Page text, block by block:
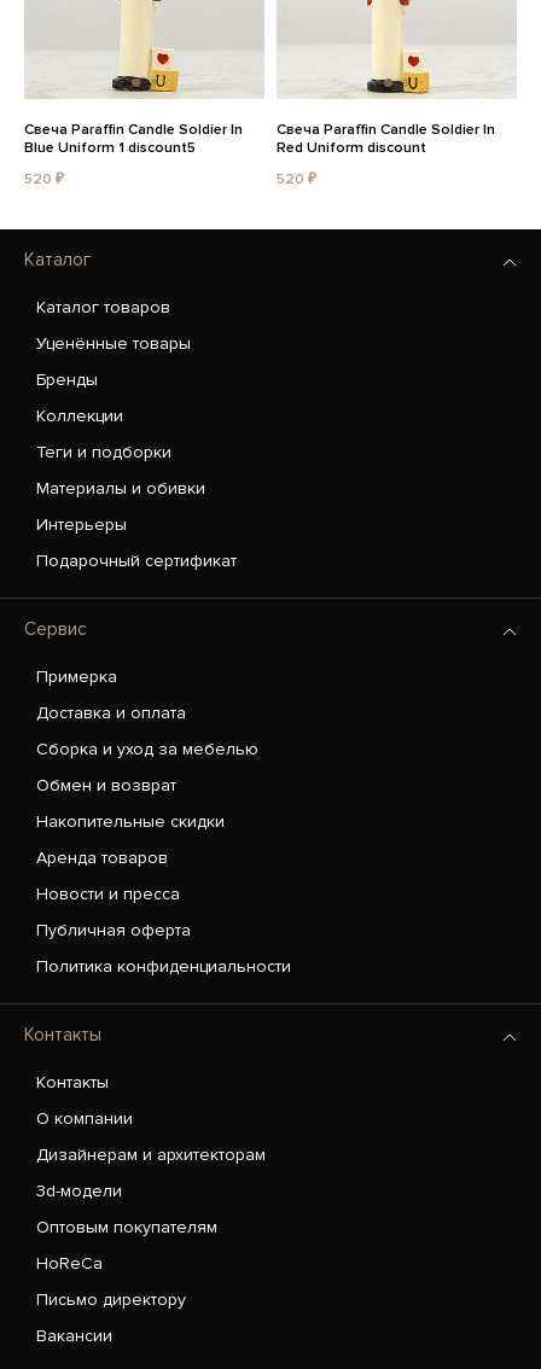
Свеча Paraffin Candle Soldier In
Blue Uniform 1 discount5
520 ₽
Свеча Paraffin Candle Soldier In
Red Uniform discount
520 ₽
Каталог
Каталог товаров
Уценённые товары
Бренды
Коллекции
Теги и подборки
Материалы и обивки
Интерьеры
Подарочный сертификат
Сервис
Примерка
Доставка и оплата
Сборка и уход за мебелью
Обмен и возврат
Накопительные скидки
Аренда товаров
Новости и пресса
Публичная оферта
Политика конфиденциальности
Контакты
Контакты
О компании
Дизайнерам и архитекторам
3d-модели
Оптовым покупателям
HoReCa
Письмо директору
Вакансии